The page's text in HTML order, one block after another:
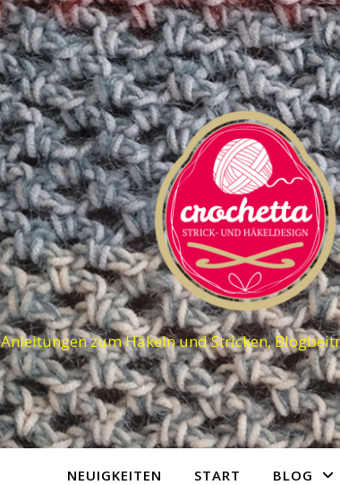
Anleitungen zum Häkeln und Stricken,
NEUIGKEITEN START BLOG